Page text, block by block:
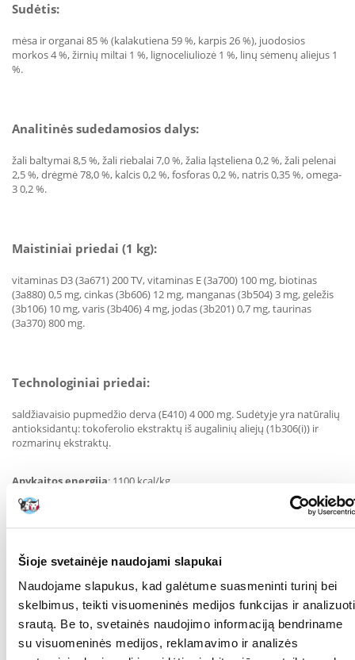
Šioje svetainėje naudojami slapukai
Naudojame slapukus, kad galėtume suasmeninti turinį bei
skelbimus, teikti visuomeninės medijos funkcijas ir analizuoti
srautą. Be to, svetainės naudojimo informaciją bendriname
su visuomeninės medijos, reklamavimo ir analizės
Sudėtis:
mėsa ir organai 85 % (kalakutiena 59 %, karpis 26 %), juodosios
morkos 4 %, žirnių miltai 1 %, lignoceliuliozė 1 %, linų sėmenų aliejus 1
%.
Analitinės sudedamosios dalys:
žali baltymai 8,5 %, žali riebalai 7,0 %, žalia ląsteliena 0,2 %, žali pelenai
2,5 %, drėgmė 78,0 %, kalcis 0,2 %, fosforas 0,2 %, natris 0,35 %, omega-
3 0,2 %.
Maistiniai priedai (1 kg):
vitaminas D3 (3a671) 200 TV, vitaminas E (3a700) 100 mg, biotinas
(3a880) 0,5 mg, cinkas (3b606) 12 mg, manganas (3b504) 3 mg, geležis
(3b106) 10 mg, varis (3b406) 4 mg, jodas (3b201) 0,7 mg, taurinas
(3a370) 800 mg.
Technologiniai priedai:
saldžiavaisio pupmedžio derva (E410) 4 000 mg. Sudėtyje yra natūralių
antioksidantų: tokoferolio ekstraktų iš augalinių aliejų (1b306(i)) ir
rozmarinų ekstraktų.
Apykaitos energija: 1100 kcal/kg
TINKAMO NAUDOJIMO INSTRUKCIJA:
Rekomenduojama šerti kambario temperatūroje, kad maistas būtų
skanesnis. Turėtų būti šviežio vandens. Atidarytą pakuotę laikykite
šaldytuve ir sunaudokite per 3 dienas.
Šuns svoris (kg) 5 10 15 20 25 30 40 50 60